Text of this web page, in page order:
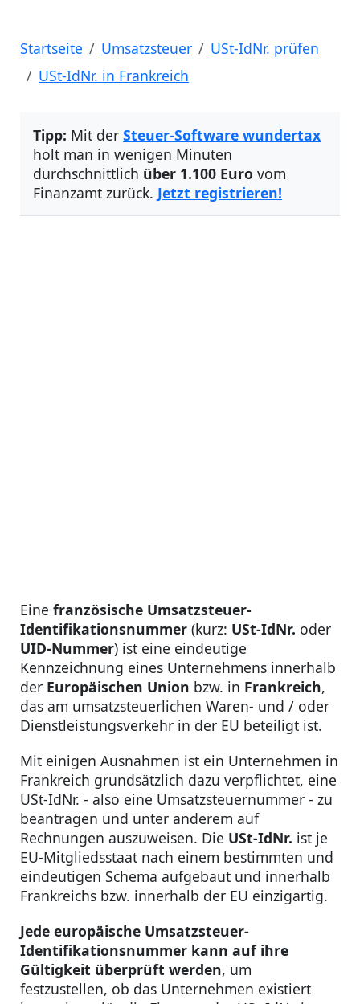
Startseite Umsatzsteuer
USt-IdNr. prüfen
USt-IdNr. in Frankreich
Tipp: Mit der Steuer-Software wundertax
holt man in wenigen Minuten
durchschnittlich über 1.100 Euro vom
Finanzamt zurück. Jetzt registrieren!
Eine französische Umsatzsteuer-
Identifikationsnummer (kurz: USt-IdNr. oder
UID-Nummer) ist eine eindeutige
Kennzeichnung eines Unternehmens innerhalb
der Europäischen Union bzw. in Frankreich,
das am umsatzsteuerlichen Waren- und / oder
Dienstleistungsverkehr in der EU beteiligt ist.
Mit einigen Ausnahmen ist ein Unternehmen in
Frankreich grundsätzlich dazu verpflichtet, eine
USt-IdNr. - also eine Umsatzsteuernummer - zu
beantragen und unter anderem auf
Rechnungen auszuweisen. Die USt-IdNr. ist je
EU-Mitgliedsstaat nach einem bestimmten und
eindeutigen Schema aufgebaut und innerhalb
Frankreichs bzw. innerhalb der EU einzigartig.
Jede europäische Umsatzsteuer-
Identifikationsnummer kann auf ihre
Gültigkeit überprüft werden, um
festzustellen, ob das Unternehmen existiert